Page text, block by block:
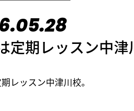
定期レッスン中津
レッスン中津川校。